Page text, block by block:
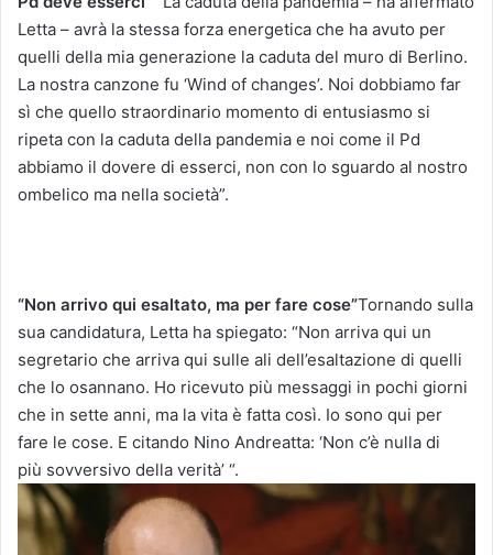
Letta – avrà la stessa forza energetica che ha avuto per
quelli della mia generazione la caduta del muro di Berlino.
La nostra canzone fu ‘Wind of changes’. Noi dobbiamo far
sì che quello straordinario momento di entusiasmo si
ripeta con la caduta della pandemia e noi come il Pd
abbiamo il dovere di esserci, non con lo sguardo al nostro
ombelico ma nella società”.
“Non arrivo qui esaltato, ma per fare cose”Tornando sulla
sua candidatura, Letta ha spiegato: “Non arriva qui un
segretario che arriva qui sulle ali dell’esaltazione di quelli
che lo osannano. Ho ricevuto più messaggi in pochi giorni
che in sette anni, ma la vita è fatta così. Io sono qui per
fare le cose. E citando Nino Andreatta: ‘Non c’è nulla di
più sovversivo della verità’ “.